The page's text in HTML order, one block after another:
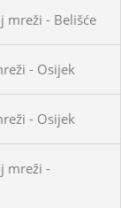
mreži - Belišće
- Osijek
- Osijek
mreži -